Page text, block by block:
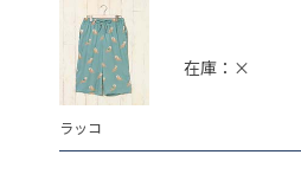
ラッコ
在庫：×